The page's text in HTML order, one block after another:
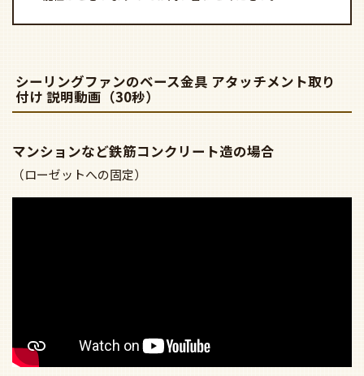
簡易取付タイプでも、組み立てや取り付けなど1人では難
しい場合がございます。
ない場合はお取り付けができません。
戸建てや木造の建物へのお取り付けは、必ず天井裏の木
材（野縁）に木ネジ4本で、付属のアタッチメントをしっ
かりと固定してください。
付け 説明動画（30秒）